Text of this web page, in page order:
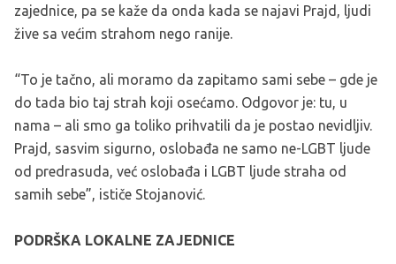
zajednice, pa se kaže da onda kada se najavi Prajd, ljudi
žive sa većim strahom nego ranije.
“To je tačno, ali moramo da zapitamo sami sebe – gde je
do tada bio taj strah koji osećamo. Odgovor je: tu, u
nama – ali smo ga toliko prihvatili da je postao nevidljiv.
Prajd, sasvim sigurno, oslobađa ne samo ne-LGBT ljude
od predrasuda, već oslobađa i LGBT ljude straha od
samih sebe”, ističe Stojanović.
PODRŠKA LOKALNE ZAJEDNICE